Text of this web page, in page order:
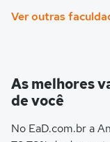
Ver outras
As melhores
de você
No EaD.com.br a